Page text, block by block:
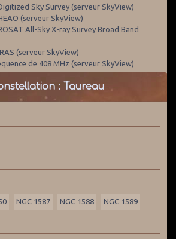
Sky Survey (serveur SkyView)
(serveur SkyView)
All-Sky X-ray Survey Broad Band
(serveur SkyView)
de 408 MHz (serveur SkyView)
: Taureau
NGC 1587 NGC 1588 NGC 1589